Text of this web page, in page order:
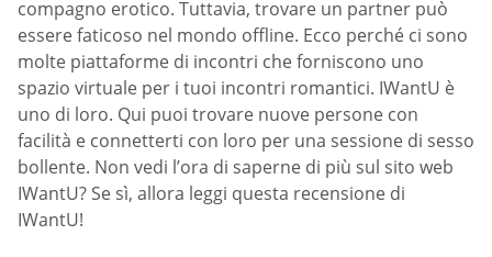
compagno erotico. Tuttavia, trovare un partner può
essere faticoso nel mondo offline. Ecco perché ci sono
molte piattaforme di incontri che forniscono uno
spazio virtuale per i tuoi incontri romantici. IWantU è
uno di loro. Qui puoi trovare nuove persone con
facilità e connetterti con loro per una sessione di sesso
bollente. Non vedi l’ora di saperne di più sul sito web
IWantU? Se sì, allora leggi questa recensione di
IWantU!